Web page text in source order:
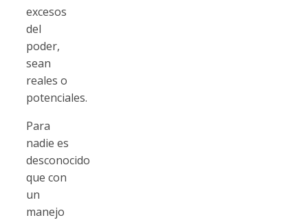
excesos
del
poder,
sean
reales o
potenciales.
Para
nadie es
desconocido
que con
un
manejo